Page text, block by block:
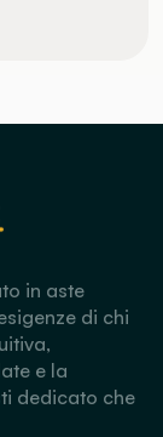
in aste
di chi
e la
dedicato che